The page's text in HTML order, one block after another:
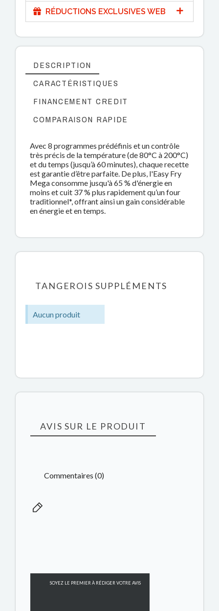
RÉDUCTIONS EXCLUSIVES WEB
DESCRIPTION
CARACTÉRISTIQUES
FINANCEMENT CREDIT
COMPARAISON RAPIDE
Avec 8 programmes prédéfinis et un contrôle
très précis de la température (de 80°C à 200°C)
et du temps (jusqu’à 60 minutes), chaque recette
est garantie d’être parfaite. De plus, l'Easy Fry
Mega consomme jusqu'à 65 % d'énergie en
moins et cuit 37 % plus rapidement qu’un four
traditionnel*, offrant ainsi un gain considérable
en énergie et en temps.
TANGEROIS SUPPLÉMENTS
Aucun produit
AVIS SUR LE PRODUIT
Commentaires (0)
SOYEZ LE PREMIER À RÉDIGER VOTRE AVIS